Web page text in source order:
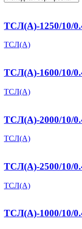
ТСЛ(A)-1250/10/
ТСЛ(А)
ТСЛ(A)-1600/10/
ТСЛ(А)
ТСЛ(A)-2000/10/
ТСЛ(А)
ТСЛ(A)-2500/10/
ТСЛ(А)
ТСЛ(А)-1000/10/